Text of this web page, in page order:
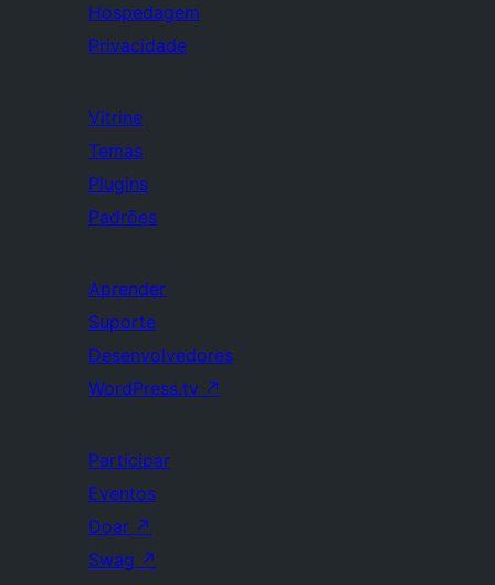
Hospedagem
Privacidade
Vitrine
Temas
Plugins
Padrões
Aprender
Suporte
Desenvolvedores
WordPress.tv ↗
Participar
Eventos
Doar ↗
Swag ↗